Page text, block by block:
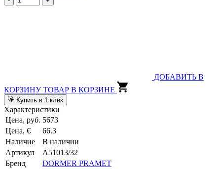
ДОБАВИТЬ В
КОРЗИНУ ТОВАР В КОРЗИНЕ
Купить в 1 клик
Характеристики
Цена, руб. 5673
Цена, €
66.3
Наличие
В наличии
Артикул
A51013/32
Бренд
DORMER PRAMET